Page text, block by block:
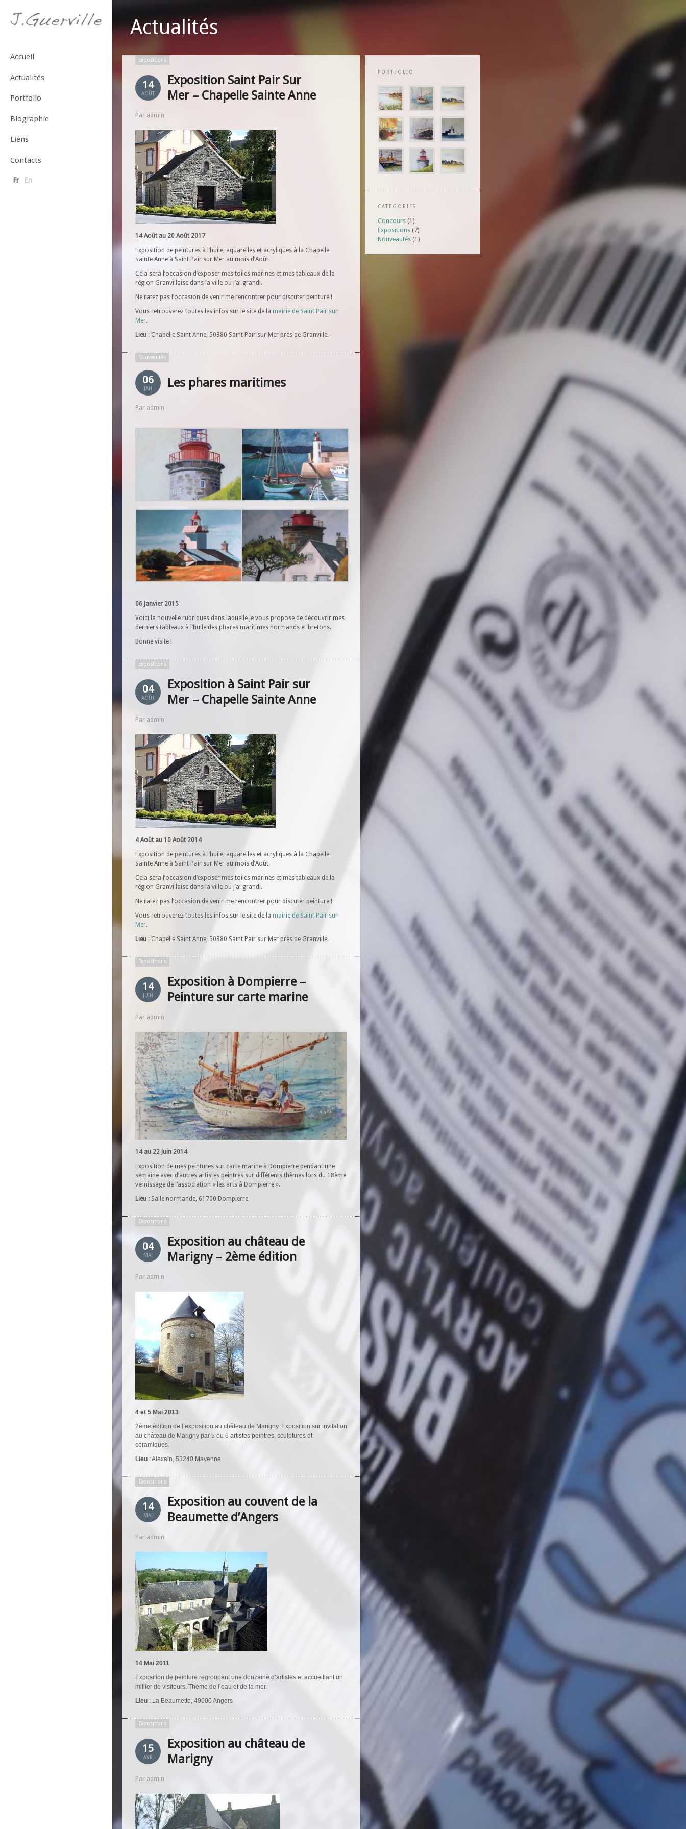
Accueil
Actualités
Portfolio
Biographie
Liens
Contacts
Fr En
Actualités
Expositions
14
AOÛT
Exposition Saint Pair Sur
Mer – Chapelle Sainte Anne
Par admin
14 Août au 20 Août 2017
Exposition de peintures à l’huile, aquarelles et acryliques à la Chapelle
Sainte Anne à Saint Pair sur Mer au mois d’Août.
Cela sera l’occasion d’exposer mes toiles marines et mes tableaux de la
région Granvillaise dans la ville ou j’ai grandi.
Ne ratez pas l’occasion de venir me rencontrer pour discuter peinture !
Vous retrouverez toutes les infos sur le site de la mairie de Saint Pair sur
Mer.
Lieu : Chapelle Saint Anne, 50380 Saint Pair sur Mer près de Granville.
Nouveautés
06
JAN Les phares maritimes
Par admin
06 Janvier 2015
Voici la nouvelle rubriques dans laquelle je vous propose de découvrir mes
derniers tableaux à l’huile des phares maritimes normands et bretons.
Bonne visite !
Expositions
04
AOÛT
Exposition à Saint Pair sur
Mer – Chapelle Sainte Anne
Par admin
4 Août au 10 Août 2014
Exposition de peintures à l’huile, aquarelles et acryliques à la Chapelle
Sainte Anne à Saint Pair sur Mer au mois d’Août.
Cela sera l’occasion d’exposer mes toiles marines et mes tableaux de la
région Granvillaise dans la ville ou j’ai grandi.
Ne ratez pas l’occasion de venir me rencontrer pour discuter peinture !
Vous retrouverez toutes les infos sur le site de la mairie de Saint Pair sur
Mer.
Lieu : Chapelle Saint Anne, 50380 Saint Pair sur Mer près de Granville.
Expositions
14
JUIN
Exposition à Dompierre –
Peinture sur carte marine
Par admin
14 au 22 Juin 2014
Exposition de mes peintures sur carte marine à Dompierre pendant une
semaine avec d’autres artistes peintres sur différents thèmes lors du 18ème
vernissage de l’association « les arts à Dompierre ».
Lieu : Salle normande, 61700 Dompierre
Expositions
04
MAI
Exposition au château de
Marigny – 2ème édition
Par admin
4 et 5 Mai 2013
2ème édition de l’exposition au château de Marigny. Exposition sur invitation
au château de Marigny par 5 ou 6 artistes peintres, sculptures et
céramiques.
Lieu : Alexain, 53240 Mayenne
Expositions
14
MAI
Exposition au couvent de la
Beaumette d’Angers
Par admin
14 Mai 2011
Exposition de peinture regroupant une douzaine d’artistes et accueillant un
millier de visiteurs. Thème de l’eau et de la mer.
Lieu : La Beaumette, 49000 Angers
Expositions
15
AVR
Exposition au château de
Marigny
Par admin
PORTFOLIO
CATEGORIES
Concours (1)
Expositions (7)
Nouveautés (1)